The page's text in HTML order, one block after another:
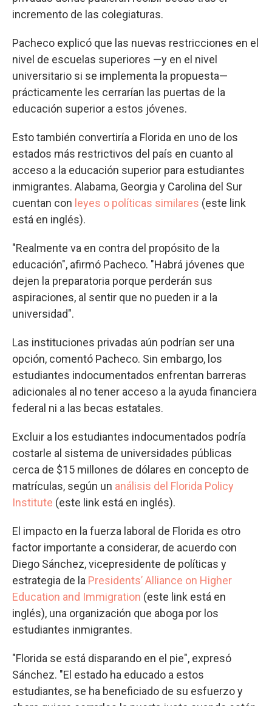
incremento de las colegiaturas.
Pacheco explicó que las nuevas restricciones en el
nivel de escuelas superiores —y en el nivel
universitario si se implementa la propuesta—
prácticamente les cerrarían las puertas de la
educación superior a estos jóvenes.
Esto también convertiría a Florida en uno de los
estados más restrictivos del país en cuanto al
acceso a la educación superior para estudiantes
inmigrantes. Alabama, Georgia y Carolina del Sur
cuentan con leyes o políticas similares (este link
está en inglés).
"Realmente va en contra del propósito de la
educación", afirmó Pacheco. "Habrá jóvenes que
dejen la preparatoria porque perderán sus
aspiraciones, al sentir que no pueden ir a la
universidad".
Las instituciones privadas aún podrían ser una
opción, comentó Pacheco. Sin embargo, los
estudiantes indocumentados enfrentan barreras
adicionales al no tener acceso a la ayuda financiera
federal ni a las becas estatales.
Excluir a los estudiantes indocumentados podría
costarle al sistema de universidades públicas
cerca de $15 millones de dólares en concepto de
matrículas, según un análisis del Florida Policy
Institute (este link está en inglés).
El impacto en la fuerza laboral de Florida es otro
factor importante a considerar, de acuerdo con
Diego Sánchez, vicepresidente de políticas y
estrategia de la Presidents’ Alliance on Higher
Education and Immigration (este link está en
inglés), una organización que aboga por los
estudiantes inmigrantes.
"Florida se está disparando en el pie", expresó
Sánchez. "El estado ha educado a estos
estudiantes, se ha beneficiado de su esfuerzo y